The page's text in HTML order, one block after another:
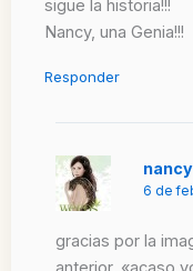
sigue la historia!!!
Nancy, una Genia!!!
Responder
6 de
gracias por la